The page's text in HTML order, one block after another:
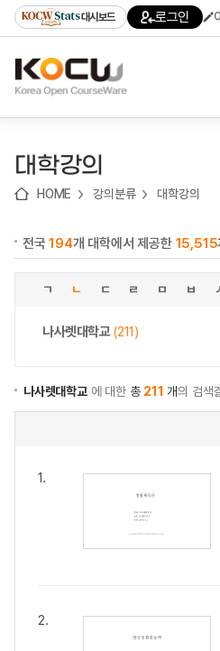
기
기
기
content)
가
대시보드 로그인
대학강의
HOME 강의분류 대학강의
전국194개 대학에서 제공한 15,515
ㄱ ㄴ ㄷ ㄹ ㅁ ㅂ
나사렛대학교(211)
나사렛대학교에 대한총 211 개의 검색
1.
2.